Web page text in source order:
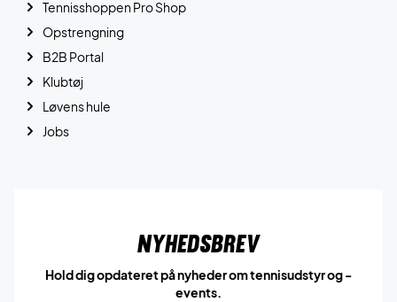
Tennisshoppen Pro Shop
Opstrengning
B2B Portal
Klubtøj
Løvens hule
Jobs
Nyhedsbrev
Hold dig opdateret på nyheder om tennisudstyr og -
events.